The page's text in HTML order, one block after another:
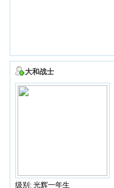
大和战士
级别: 光辉一年生